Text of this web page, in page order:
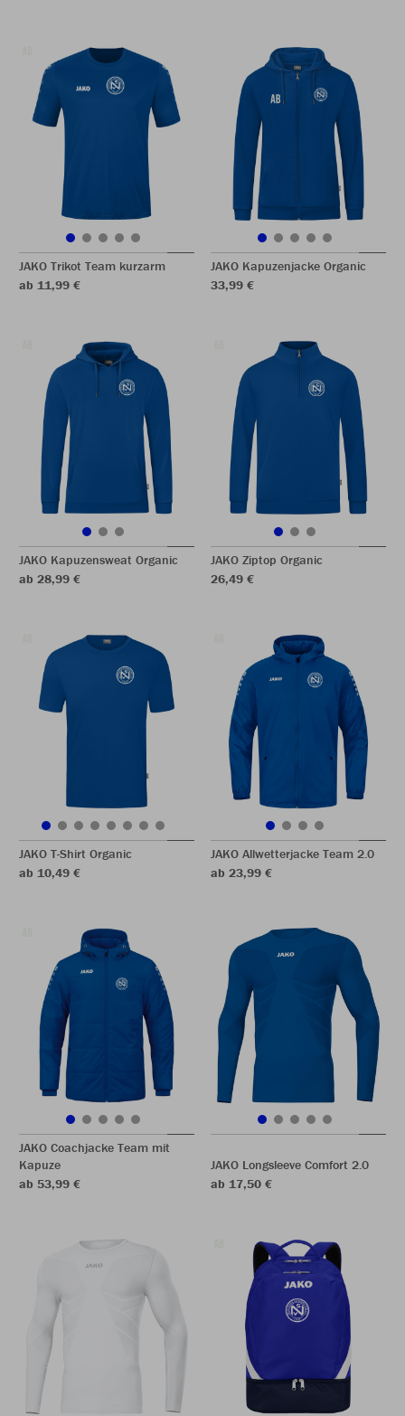
JAKO Trikot Team kurzarm
ab 11,99 €
JAKO Kapuzenjacke Organic
33,99 €
JAKO Kapuzensweat Organic
ab 28,99 €
JAKO Ziptop Organic
26,49 €
JAKO T-Shirt Organic
ab 10,49 €
JAKO Allwetterjacke Team 2.0
ab 23,99 €
JAKO Coachjacke Team mit
Kapuze
ab 53,99 €
JAKO Longsleeve Comfort 2.0
ab 17,50 €